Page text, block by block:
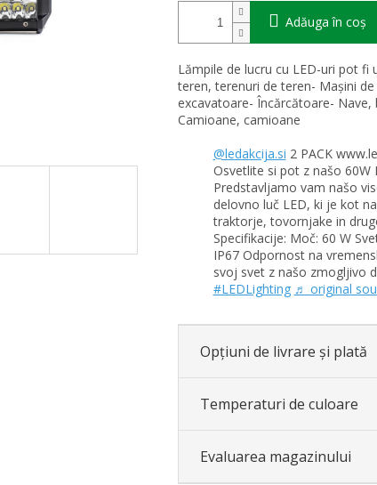
Adăuga în coş
Lămpile de lucru cu LED-uri pot fi
teren, terenuri de teren- Mașini
excavatoare- Încărcătoare- Nave,
Camioane, camioane
@ledakcija.si 2 PACK
Osvetlite si pot z našo 60W
Predstavljamo vam našo
delovno luč LED, ki je kot
traktorje, tovornjake in
Specifikacije: Moč: 60 W
IP67 Odpornost na
svoj svet z našo zmogljivo
#LEDLighting ♬ original
Opțiuni de livrare și plată
Temperaturi de culoare
Evaluarea magazinului